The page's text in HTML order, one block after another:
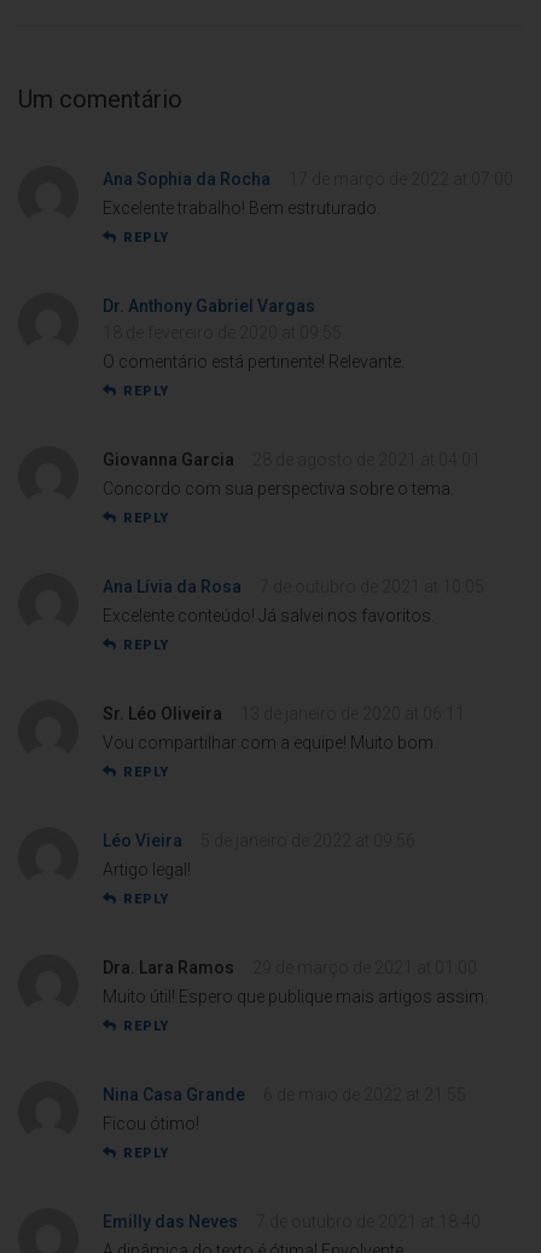
Um comentário
Ana Sophia da Rocha
Excelente trabalho! Bem estruturado.
REPLY
Dr. Anthony Gabriel Vargas
O comentário está pertinente! Relevante.
REPLY
Giovanna Garcia
Concordo com sua perspectiva sobre o tema.
REPLY
Ana Lívia da Rosa
Excelente conteúdo! Já salvei nos favoritos.
REPLY
Sr. Léo Oliveira
Vou compartilhar com a equipe! Muito bom.
REPLY
Léo Vieira
Artigo legal!
REPLY
Dra. Lara Ramos
Muito útil! Espero que publique mais artigos assim.
REPLY
Nina Casa Grande
Ficou ótimo!
REPLY
Emilly das Neves